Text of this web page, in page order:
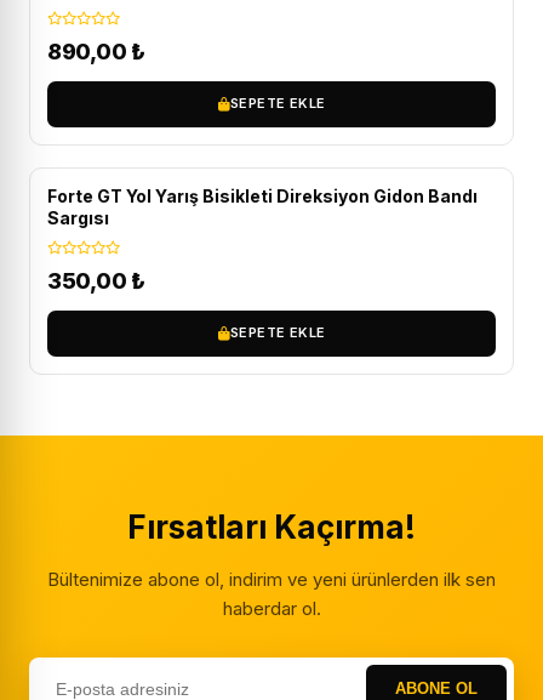
890,00 ₺
SEPETE EKLE
Forte GT Yol Yarış Bisikleti Direksiyon Gidon Bandı
Sargısı
350,00 ₺
SEPETE EKLE
Fırsatları Kaçırma!
Bültenimize abone ol, indirim ve yeni ürünlerden ilk sen
haberdar ol.
ABONE OL